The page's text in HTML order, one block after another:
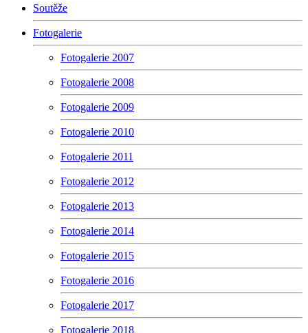
Soutěže
Fotogalerie
Fotogalerie 2007
Fotogalerie 2008
Fotogalerie 2009
Fotogalerie 2010
Fotogalerie 2011
Fotogalerie 2012
Fotogalerie 2013
Fotogalerie 2014
Fotogalerie 2015
Fotogalerie 2016
Fotogalerie 2017
Fotogalerie 2018